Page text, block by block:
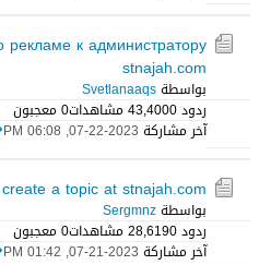
к администратору
stnajah.com
بواسطةSvetlanaaqs
ردود 0 43,400 مشاهدات
0 معجبون
آخر مشاركة 07-22-2023, 06:08 PM
a topic at stnajah.com ??
بواسطةSergmnz
ردود 0 28,619 مشاهدات
0 معجبون
آخر مشاركة 07-21-2023, 01:42 PM